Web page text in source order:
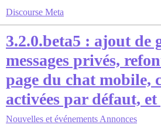
Discourse Meta
3.2.0.beta5 : ajout de
messages privés,
page du chat mobile,
activées par défaut,
Nouvelles et événements Annonces